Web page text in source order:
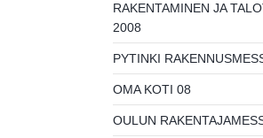
RAKENTAMINEN JA
2008
PYTINKI
OMA KOTI 08
OULUN